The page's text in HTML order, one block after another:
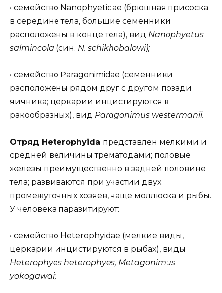
• семейство Nanophyetidae (брюшная присоска
в середине тела, большие семенники
расположены в конце тела), вид Nanophyetus
salmincola (син. N. schikhobalowi);
• семейство Paragonimidae (семенники
расположены рядом друг с другом позади
яичника; церкарии инцистируются в
ракообразных), вид Paragonimus westermanii.
Отряд Heterophyida представлен мелкими и
средней величины трематодами; половые
железы преимущественно в задней половине
тела; развиваются при участии двух
промежуточных хозяев, чаще моллюска и рыбы.
У человека паразитируют:
• семейство Heterophyidae (мелкие виды,
церкарии инцистируются в рыбах), виды
Heterophyes heterophyes, Metagonimus
yokogawai;